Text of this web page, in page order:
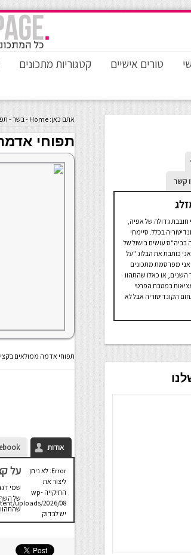
טורים אישיים קטגוריות מתכונים
אתם כאן: Home
-בשר-
תפוחי
תפוחי אדמה ממולאים
אודות
Error: לא ניתן
ליצור את
התיקייה wp-
יש לבדוק
שתיקיית האב
לכתיבה.
על
שמי
של השף
קשר
חובבת גדולה של אפיה,
בכלל. סיימתי
בביה"ס עושים בישול של
כותבת את הבלוג "על
מפרסמת מתכונים
או כאלו שהתהוו
במטבח הפרטי
הקונדיטוריה אבל לא